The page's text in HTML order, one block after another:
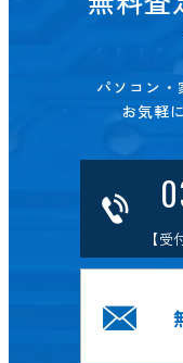
パソコン
お気軽
【